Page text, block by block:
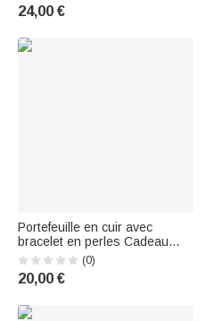
24,00 €
Portefeuille en cuir avec
bracelet en perles Cadeau
d'anniversaire de la semaine
de l'infirmière pour le
personnel médical
(0)
20,00 €